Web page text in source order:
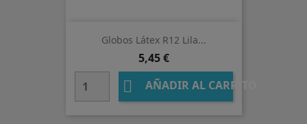
Globos Látex R12 Lila...
Precio
5,45 €
 AÑADIR AL CARRITO